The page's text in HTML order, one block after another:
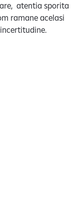
atentia sporita
ramane acelasi